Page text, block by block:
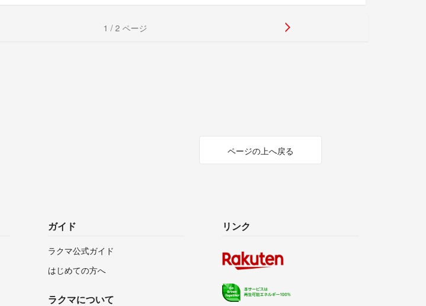
1 / 2 ページ
ページの上へ戻る
ガイド
ラクマ公式ガイド
はじめての方へ
ラクマについて
リンク